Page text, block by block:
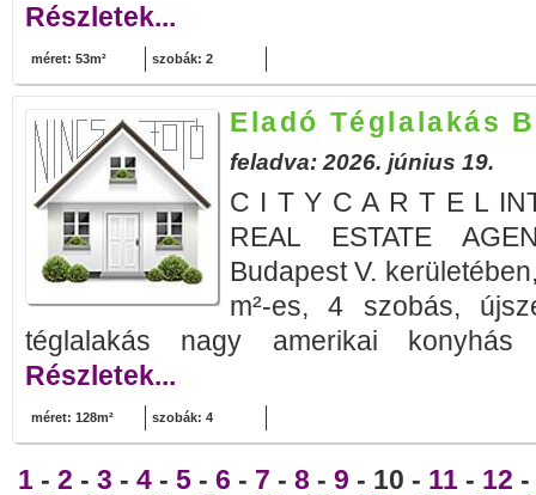
Részletek...
méret: 53m² szobák: 2
Eladó Téglalakás
feladva: 2026. június 19.
C I T Y C A R T E L
REAL ESTATE
Budapest V.
m²-es, 4 szobás,
téglalakás nagy amerikai
Részletek...
méret: 128m² szobák: 4
1 - 2 - 3 - 4 - 5 - 6 - 7 - 8 - 9 - 10 - 11 - 12 -